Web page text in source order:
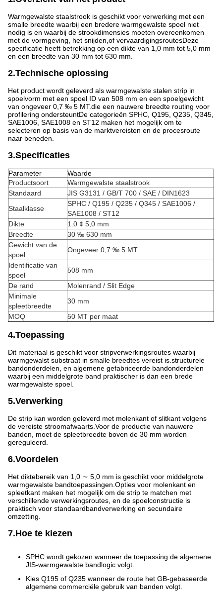
Warmgewalste staalstrook is geschikt voor verwerking met een
smalle breedte waarbij een bredere warmgewalste spoel niet
nodig is en waarbij de strookdimensies moeten overeenkomen
met de vormgeving, het snijden,of vervaardigingsroutesDeze
specificatie heeft betrekking op een dikte van 1,0 mm tot 5,0 mm
en een breedte van 30 mm tot 630 mm.
2.Technische oplossing
Het product wordt geleverd als warmgewalste stalen strip in
spoelvorm met een spoel ID van 508 mm en een spoelgewicht
van ongeveer 0,7 ‰ 5 MT.die een nauwere breedte routing voor
profilering ondersteuntDe categorieën SPHC, Q195, Q235, Q345,
SAE1006, SAE1008 en ST12 maken het mogelijk om te
selecteren op basis van de marktvereisten en de procesroute
naar beneden.
3.Specificaties
Parameter
Waarde
Productsoort
Warmgewalste staalstrook
Standaard
JIS G3131 / GB/T 700 / SAE / DIN1623
Staalklasse
SPHC / Q195 / Q235 / Q345 / SAE1006 /
SAE1008 / ST12
Dikte
1.0 ¢ 5,0 mm
Breedte
30 ‰ 630 mm
Gewicht van de
spoel
Ongeveer 0,7 ‰ 5 MT
Identificatie van
spoel
508 mm
De rand
Molenrand / Slit Edge
Minimale
spleetbreedte
30 mm
MOQ
50 MT per maat
4.Toepassing
Dit materiaal is geschikt voor stripverwerkingsroutes waarbij
warmgewalst substraat in smalle breedtes vereist is.structurele
bandonderdelen, en algemene gefabriceerde bandonderdelen
waarbij een middelgrote band praktischer is dan een brede
warmgewalste spoel.
5.Verwerking
De strip kan worden geleverd met molenkant of slitkant volgens
de vereiste stroomafwaarts.Voor de productie van nauwere
banden, moet de spleetbreedte boven de 30 mm worden
gereguleerd.
6.Voordelen
Het diktebereik van 1,0 ∼ 5,0 mm is geschikt voor middelgrote
warmgewalste bandtoepassingen.Opties voor molenkant en
spleetkant maken het mogelijk om de strip te matchen met
verschillende verwerkingsroutes, en de spoelconstructie is
praktisch voor standaardbandverwerking en secundaire
omzetting.
7.Hoe te kiezen
SPHC wordt gekozen wanneer de toepassing de algemene
JIS-warmgewalste bandlogic volgt.
Kies Q195 of Q235 wanneer de route het GB-gebaseerde
algemene commerciële gebruik van banden volgt.